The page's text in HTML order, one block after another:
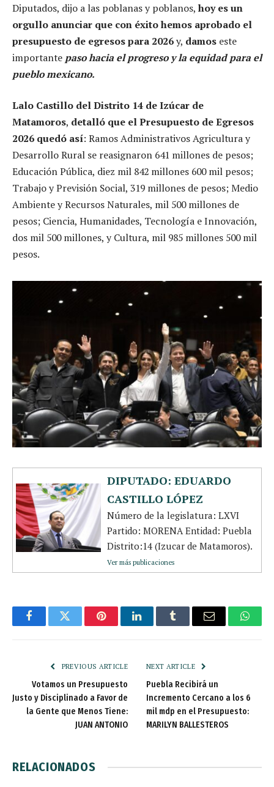
Diputados, dijo a las poblanas y poblanos, hoy es un
orgullo anunciar que con éxito hemos aprobado el
presupuesto de egresos para 2026y, damos este
importante paso hacia el progreso y la equidad para el
pueblo mexicano.
Lalo Castillo del Distrito 14 de Izúcar de
Matamoros, detalló que el Presupuesto de Egresos
2026 quedó así: Ramos Administrativos Agricultura y
Desarrollo Rural se reasignaron 641 millones de pesos;
Educación Pública, diez mil 842 millones 600 mil pesos;
Trabajo y Previsión Social, 319 millones de pesos; Medio
Ambiente y Recursos Naturales, mil 500 millones de
pesos; Ciencia, Humanidades, Tecnología e Innovación,
dos mil 500 millones, y Cultura, mil 985 millones 500 mil
pesos.
DIPUTADO: EDUARDO
CASTILLO LÓPEZ
Número de la legislatura: LXVI
Partido: MORENA Entidad: Puebla
Distrito:14 (Izucar de Matamoros).
Ver más publicaciones
FacebookTwitter PinterestLinkedInTumblr Email
PREVIOUS ARTICLE
Votamos un Presupuesto
Justo y Disciplinado a Favor de
la Gente que Menos Tiene:
JUAN ANTONIO
NEXT ARTICLE
Puebla Recibirá un
Incremento Cercano a los 6
mil mdp en el Presupuesto:
MARILYN BALLESTEROS
RELACIONADOS